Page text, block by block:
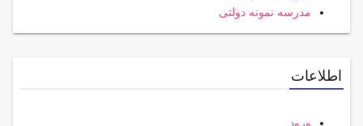
مدرسه نمونه دولتی
اطلاعات
ورود